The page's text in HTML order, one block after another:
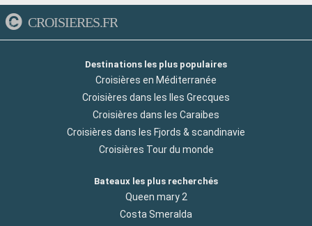
CROISIERES.FR
Destinations les plus populaires
Croisières en Méditerranée
Croisières dans les Iles Grecques
Croisières dans les Caraibes
Croisières dans les Fjords & scandinavie
Croisières Tour du monde
Bateaux les plus recherchés
Queen mary 2
Costa Smeralda